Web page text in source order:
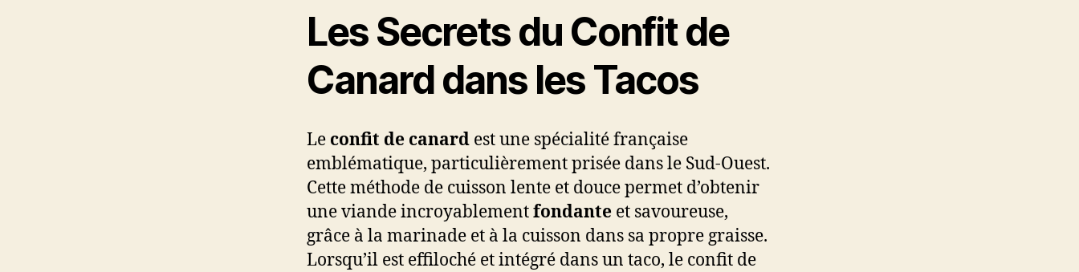
Les Secrets du Confit de
Canard dans les Tacos
Le confit de canard est une spécialité française
emblématique, particulièrement prisée dans le Sud-Ouest.
Cette méthode de cuisson lente et douce permet d’obtenir
une viande incroyablementfondante et savoureuse,
grâce à la marinade et à la cuisson dans sa propre graisse.
Lorsqu’il est effiloché et intégré dans un taco, le confit de